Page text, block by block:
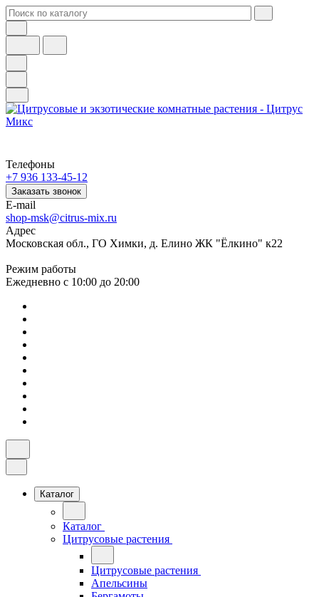
Телефоны
+7 936 133-45-12
Заказать звонок
E-mail
shop-msk@citrus-mix.ru
Адрес
Московская обл., ГО Химки, д. Елино ЖК "Ёлкино" к22
Режим работы
Ежедневно с 10:00 до 20:00
Каталог
Каталог
Цитрусовые растения
Цитрусовые растения
Апельсины